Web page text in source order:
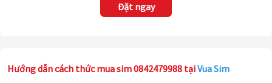
Đặt ngay
Hướng dẫn cách thức mua sim 0842479988 tạiVua Sim